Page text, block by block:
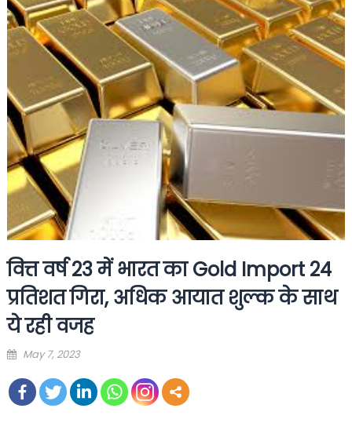
वित्त वर्ष 23 में भारत का Gold Import 24
प्रतिशत गिरा, अधिक आयात शुल्क के साथ
ये रही वजह
Posted
May 7, 2023